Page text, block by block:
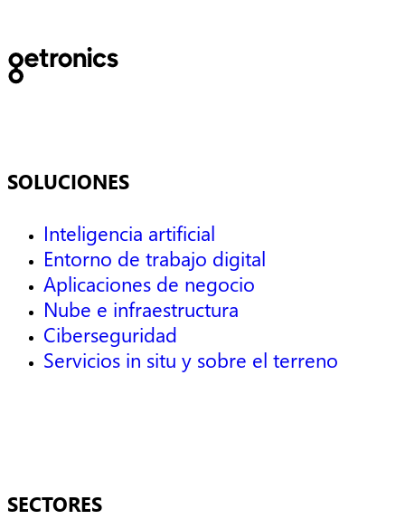
SOLUCIONES
Inteligencia artificial
Entorno de trabajo digital
Aplicaciones de negocio
Nube e infraestructura
Ciberseguridad
Servicios in situ y sobre el terreno
SECTORES